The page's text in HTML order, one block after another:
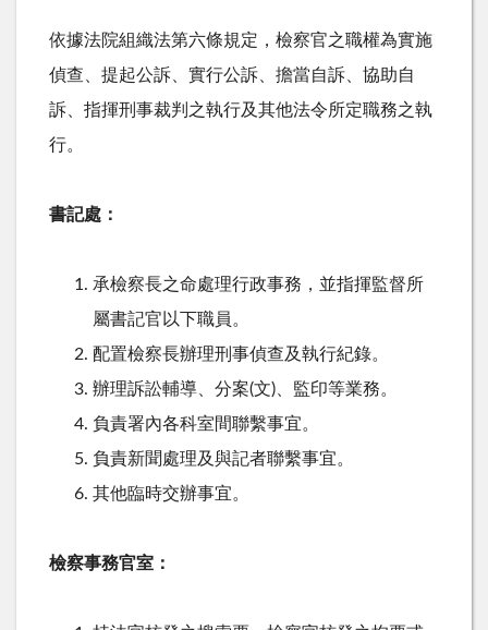
依據法院組織法第六條規定，檢察官之職權為實施
偵查、提起公訴、實行公訴、擔當自訴、協助自
訴、指揮刑事裁判之執行及其他法令所定職務之執
行。
書記處：
承檢察長之命處理行政事務，並指揮監督所
屬書記官以下職員。
配置檢察長辦理刑事偵查及執行紀錄。
辦理訴訟輔導、分案(文)、監印等業務。
負責署內各科室間聯繫事宜。
負責新聞處理及與記者聯繫事宜。
其他臨時交辦事宜。
檢察事務官室：